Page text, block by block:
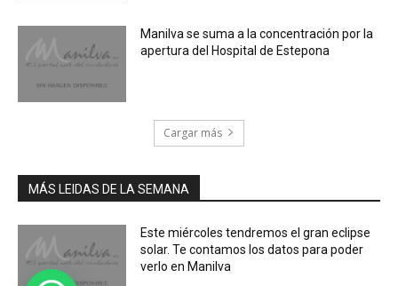
Manilva se suma a la concentración por la
apertura del Hospital de Estepona
Cargar más
MÁS LEIDAS DE LA SEMANA
Este miércoles tendremos el gran eclipse
solar. Te contamos los datos para poder
verlo en Manilva